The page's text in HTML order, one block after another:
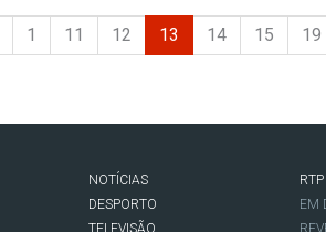
1 11 12 13 14 15 19
NOTÍCIAS
DESPORTO
TELEVISÃO
EM